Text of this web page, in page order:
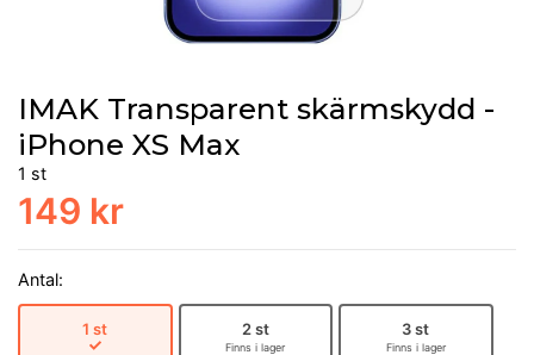
IMAK Transparent skärmskydd -
iPhone XS Max
1 st
149 kr
Antal:
1 st 2 st
Finns i lager
3 st
Finns i lager